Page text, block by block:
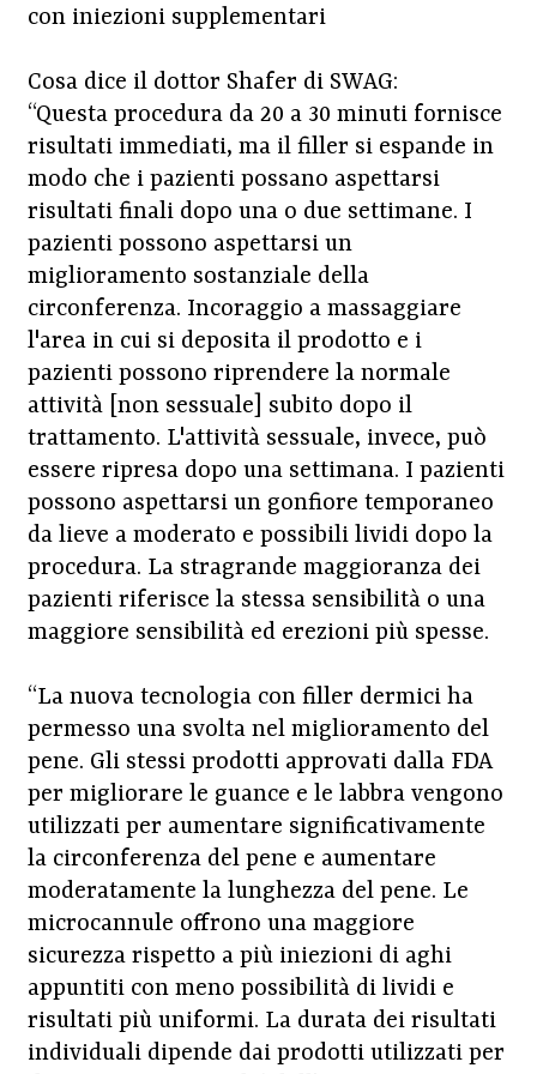
con iniezioni supplementari
Cosa dice il dottor Shafer di SWAG:
“Questa procedura da 20 a 30 minuti fornisce
risultati immediati, ma il filler si espande in
modo che i pazienti possano aspettarsi
risultati finali dopo una o due settimane. I
pazienti possono aspettarsi un
miglioramento sostanziale della
circonferenza. Incoraggio a massaggiare
l'area in cui si deposita il prodotto e i
pazienti possono riprendere la normale
attività [non sessuale] subito dopo il
trattamento. L'attività sessuale, invece, può
essere ripresa dopo una settimana. I pazienti
possono aspettarsi un gonfiore temporaneo
da lieve a moderato e possibili lividi dopo la
procedura. La stragrande maggioranza dei
pazienti riferisce la stessa sensibilità o una
maggiore sensibilità ed erezioni più spesse.
“La nuova tecnologia con filler dermici ha
permesso una svolta nel miglioramento del
pene. Gli stessi prodotti approvati dalla FDA
per migliorare le guance e le labbra vengono
utilizzati per aumentare significativamente
la circonferenza del pene e aumentare
moderatamente la lunghezza del pene. Le
microcannule offrono una maggiore
sicurezza rispetto a più iniezioni di aghi
appuntiti con meno possibilità di lividi e
risultati più uniformi. La durata dei risultati
individuali dipende dai prodotti utilizzati per